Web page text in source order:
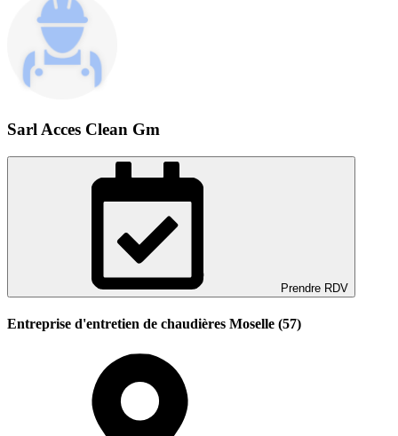
Sarl Acces Clean Gm
Prendre RDV
Entreprise d'entretien de chaudières Moselle (57)